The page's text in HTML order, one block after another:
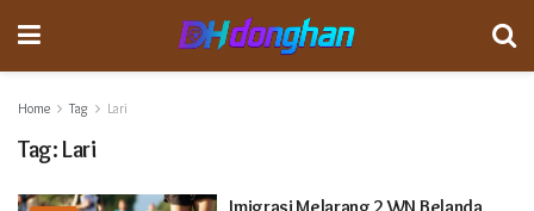
Home Tag Lari
Tag: Lari